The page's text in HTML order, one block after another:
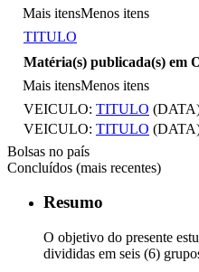
Mais itensMenos itens
TITULO
Matéria(s) publicada(s) em
Mais itensMenos itens
VEICULO: TITULO
VEICULO: TITULO
Bolsas no país
Concluídos (mais recentes)
Resumo
O objetivo do presente
divididas em seis (6)